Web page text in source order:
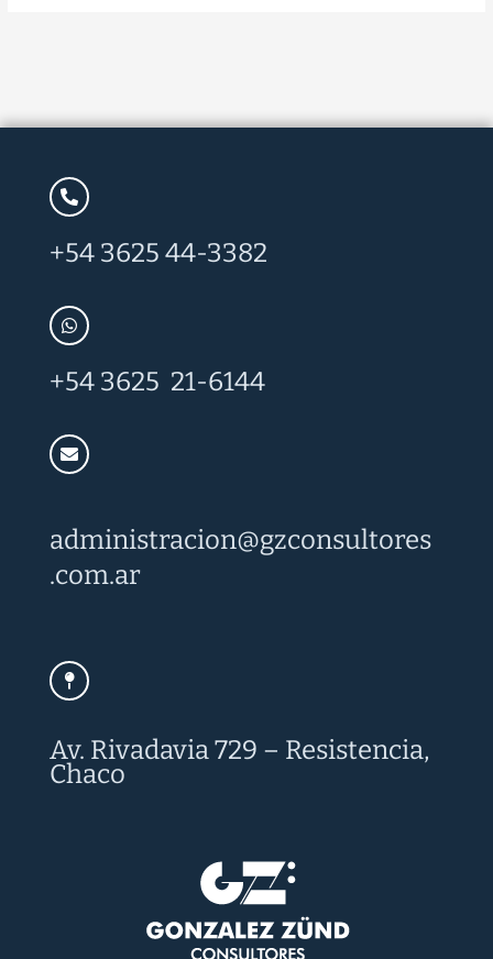
+54 3625 44-3382
+54 3625 21-6144
administracion@gzconsultores
.com.ar
Av. Rivadavia 729 – Resistencia,
Chaco